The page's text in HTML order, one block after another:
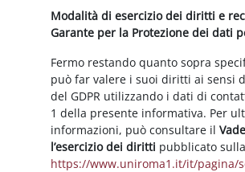
Modalità di esercizio dei diritti e
Garante per la Protezione dei dati
Fermo restando quanto sopra
può far valere i suoi diritti ai sensi
del GDPR utilizzando i dati di
1 della presente informativa. Per
informazioni, può consultare il
l’esercizio dei diritti pubblicato
https://www.uniroma1.it/it/pagina/